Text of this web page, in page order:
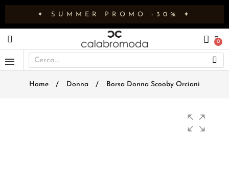
✦ SUMMER PROMO -30% ✦
Home Donna Borsa Donna Scooby Orciani